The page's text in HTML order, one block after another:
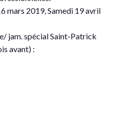
mars 2019, Samedi 19 avril
jam. spécial Saint-Patrick
avant) :